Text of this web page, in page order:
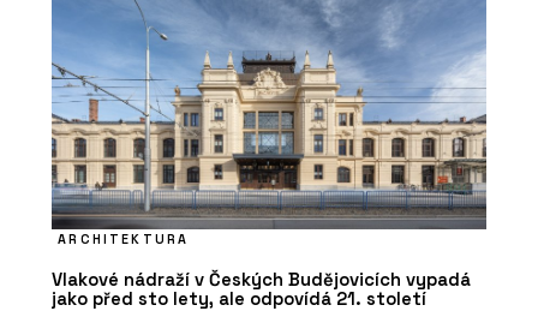
ARCHITEKTURA
Vlakové nádraží v Českých Budějovicích vypadá
jako před sto lety, ale odpovídá 21. století